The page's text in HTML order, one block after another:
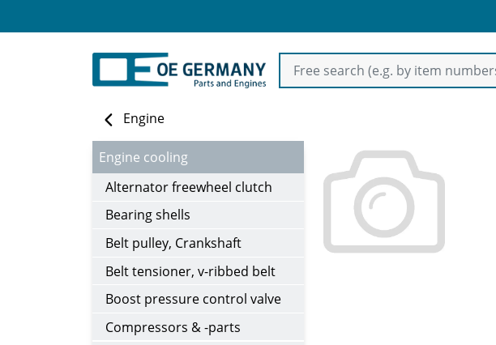
Engine
Engine cooling
Alternator freewheel clutch
Bearing shells
Belt pulley, Crankshaft
Belt tensioner, v-ribbed belt
Boost pressure control valve
Compressors & -parts